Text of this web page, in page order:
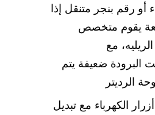
أو رقم بنجر متنقل إذا
يقوم متخصص
مع
البرودة ضعيفة يتم
الرديتر
الكهرباء مع تبديل